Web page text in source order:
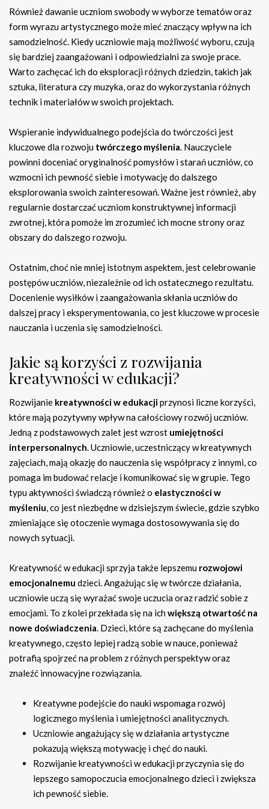
Również dawanie uczniom swobody w wyborze tematów oraz
form wyrazu artystycznego może mieć znaczący wpływ na ich
samodzielność. Kiedy uczniowie mają możliwość wyboru, czują
się bardziej zaangażowani i odpowiedzialni za swoje prace.
Warto zachęcać ich do eksploracji różnych dziedzin, takich jak
sztuka, literatura czy muzyka, oraz do wykorzystania różnych
technik i materiałów w swoich projektach.
Wspieranie indywidualnego podejścia do twórczości jest
kluczowe dla rozwoju twórczego myślenia. Nauczyciele
powinni doceniać oryginalność pomysłów i starań uczniów, co
wzmocni ich pewność siebie i motywację do dalszego
eksplorowania swoich zainteresowań. Ważne jest również, aby
regularnie dostarczać uczniom konstruktywnej informacji
zwrotnej, która pomoże im zrozumieć ich mocne strony oraz
obszary do dalszego rozwoju.
Ostatnim, choć nie mniej istotnym aspektem, jest celebrowanie
postępów uczniów, niezależnie od ich ostatecznego rezultatu.
Docenienie wysiłków i zaangażowania skłania uczniów do
dalszej pracy i eksperymentowania, co jest kluczowe w procesie
nauczania i uczenia się samodzielności.
Jakie są korzyści z rozwijania
kreatywności w edukacji?
Rozwijanie kreatywności w edukacjiprzynosi liczne korzyści,
które mają pozytywny wpływ na całościowy rozwój uczniów.
Jedną z podstawowych zalet jest wzrost umiejętności
interpersonalnych. Uczniowie, uczestniczący w kreatywnych
zajęciach, mają okazję do nauczenia się współpracy z innymi, co
pomaga im budować relacje i komunikować się w grupie. Tego
typu aktywności świadczą również o elastyczności w
myśleniu, co jest niezbędne w dzisiejszym świecie, gdzie szybko
zmieniające się otoczenie wymaga dostosowywania się do
nowych sytuacji.
Kreatywność w edukacji sprzyja także lepszemu rozwojowi
emocjonalnemu dzieci. Angażując się w twórcze działania,
uczniowie uczą się wyrażać swoje uczucia oraz radzić sobie z
emocjami. To z kolei przekłada się na ichwiększą otwartość na
nowe doświadczenia. Dzieci, które są zachęcane do myślenia
kreatywnego, często lepiej radzą sobie w nauce, ponieważ
potrafią spojrzeć na problem z różnych perspektyw oraz
znaleźć innowacyjne rozwiązania.
Kreatywne podejście do nauki wspomaga rozwój
logicznego myślenia i umiejętności analitycznych.
Uczniowie angażujący się w działania artystyczne
pokazują większą motywację i chęć do nauki.
Rozwijanie kreatywności w edukacji przyczynia się do
lepszego samopoczucia emocjonalnego dzieci i zwiększa
ich pewność siebie.